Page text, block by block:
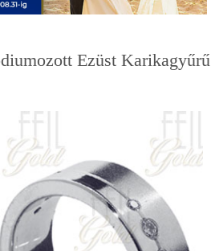
Ezüst Karikagyűrű